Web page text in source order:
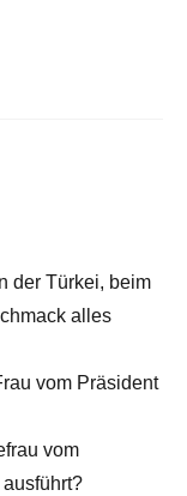
der Türkei, beim
alles
vom Präsident
vom